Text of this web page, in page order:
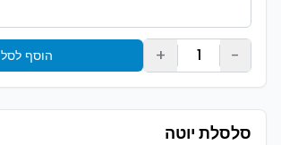
-
1
+ הוסף לסל
סלסלת יוטה